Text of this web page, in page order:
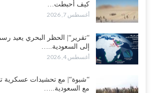
كيف أحبطت…
أغسطس 7, 2026
“تقرير“| الحظر البحري يعيد
إلى السعودية..…
أغسطس 4, 2026
“شبوة“| مع تحشيدات عسكرية
مع السعودية..…